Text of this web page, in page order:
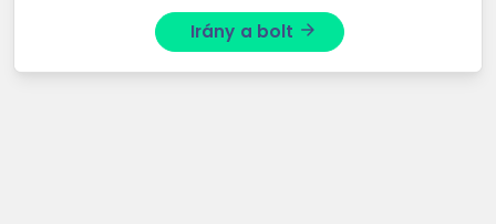
Irány a bolt arrow_forward